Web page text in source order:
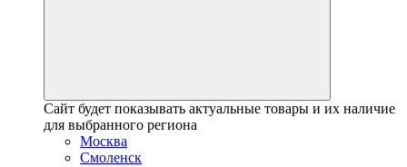
Сайт будет показывать актуальные товары и их наличие
для выбранного региона
Москва
Смоленск